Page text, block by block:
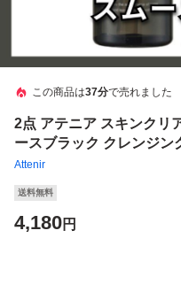
この商品は37分で売れました
2点 アテニア スキンクリ
ースブラック クレンジン
Attenir
送料無料
4,180円